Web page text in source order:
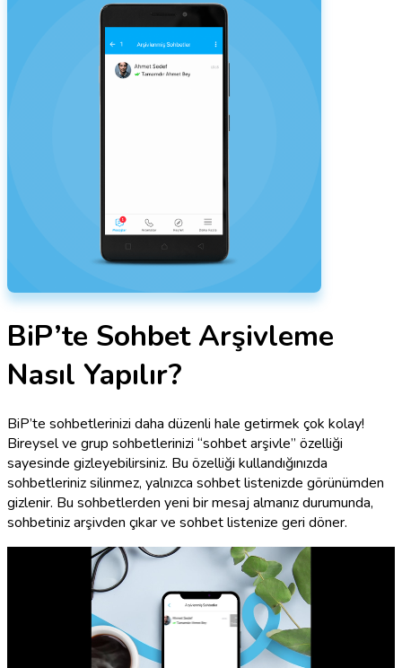
BiP’te Sohbet Arşivleme
Nasıl Yapılır?
BiP’te sohbetlerinizi daha düzenli hale getirmek çok kolay!
Bireysel ve grup sohbetlerinizi “sohbet arşivle” özelliği
sayesinde gizleyebilirsiniz. Bu özelliği kullandığınızda
sohbetleriniz silinmez, yalnızca sohbet listenizde görünümden
gizlenir. Bu sohbetlerden yeni bir mesaj almanız durumunda,
sohbetiniz arşivden çıkar ve sohbet listenize geri döner.